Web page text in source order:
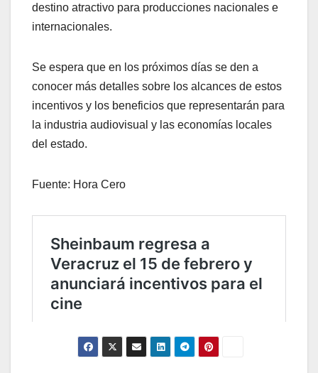
destino atractivo para producciones nacionales e
internacionales.
Se espera que en los próximos días se den a
conocer más detalles sobre los alcances de estos
incentivos y los beneficios que representarán para
la industria audiovisual y las economías locales
del estado.
Fuente: Hora Cero